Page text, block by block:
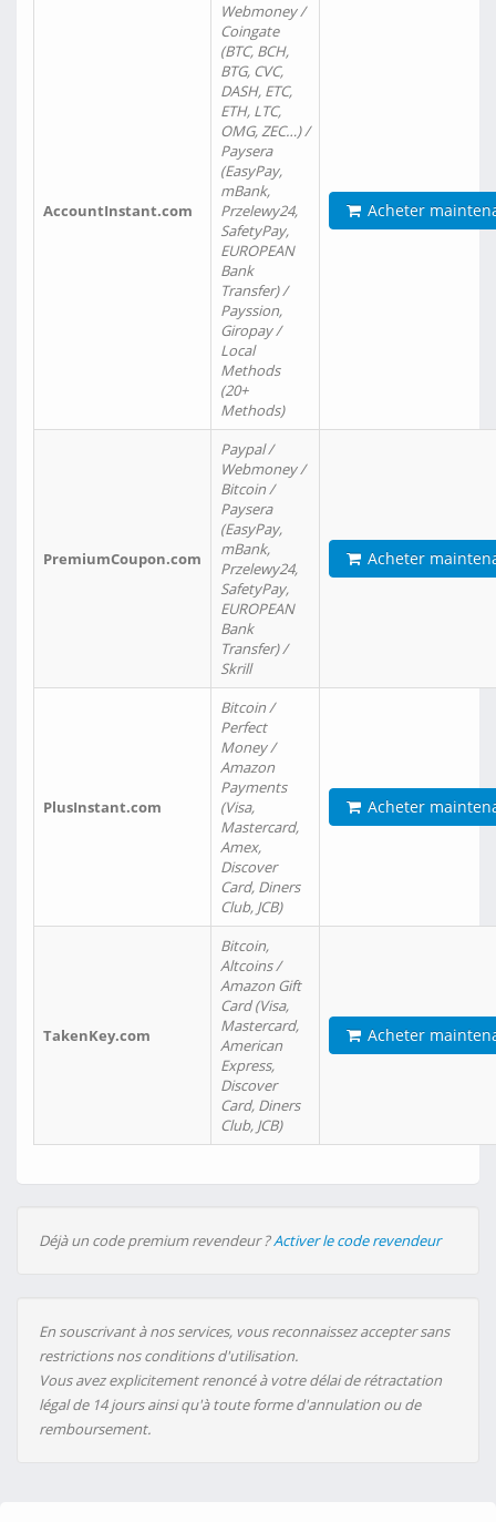
AccountInstant.com
Webmoney /
Coingate
(BTC, BCH,
BTG, CVC,
DASH, ETC,
ETH, LTC,
OMG, ZEC…) /
Paysera
(EasyPay,
mBank,
Przelewy24,
SafetyPay,
EUROPEAN
Bank
Transfer) /
Payssion,
Giropay /
Local
Methods
(20+
Methods)
Acheter
PremiumCoupon.com
Paypal /
Webmoney /
Bitcoin /
Paysera
(EasyPay,
mBank,
Przelewy24,
SafetyPay,
EUROPEAN
Bank
Transfer) /
Skrill
Acheter
PlusInstant.com
Bitcoin /
Perfect
Money /
Amazon
Payments
(Visa,
Mastercard,
Amex,
Discover
Card, Diners
Club, JCB)
Acheter
TakenKey.com
Bitcoin,
Altcoins /
Amazon Gift
Card (Visa,
Mastercard,
American
Express,
Discover
Card, Diners
Club, JCB)
Acheter
Déjà un code premium revendeur ?Activer le code revendeur
En souscrivant à nos services, vous reconnaissez accepter sans
restrictions nos conditions d'utilisation.
Vous avez explicitement renoncé à votre délai de rétractation
légal de 14 jours ainsi qu'à toute forme d'annulation ou de
remboursement.